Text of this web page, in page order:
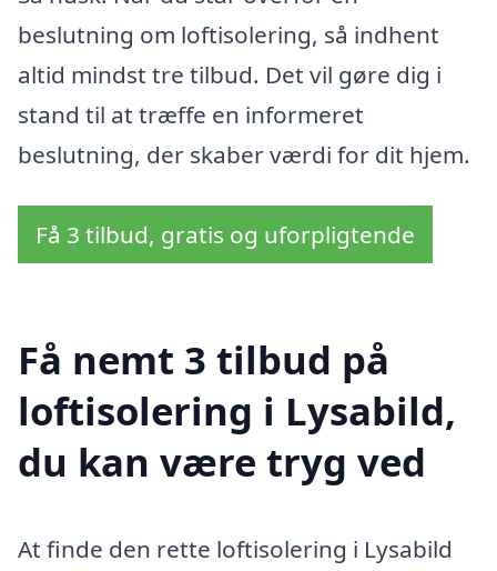
beslutning om loftisolering, så indhent
altid mindst tre tilbud. Det vil gøre dig i
stand til at træffe en informeret
beslutning, der skaber værdi for dit hjem.
Få 3 tilbud, gratis og uforpligtende
Få nemt 3 tilbud på
loftisolering i Lysabild,
du kan være tryg ved
At finde den rette loftisolering i Lysabild